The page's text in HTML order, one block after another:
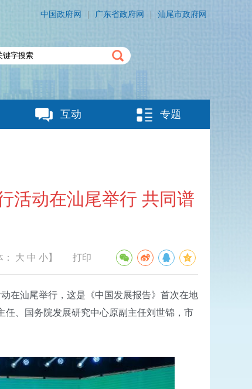
汕尾市政府网
广东省政府网
中国政府网
互动 专题
活动在汕尾举行 共同谱
： 大 中 小】 打印
在汕尾举行，这是《中国发展报告》首次在地
、国务院发展研究中心原副主任刘世锦，市